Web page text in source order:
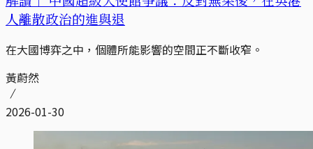
人離散政治的進與退
在大國博弈之中，個體所能影響的空間正不斷收窄。
黃蔚然
2026-01-30